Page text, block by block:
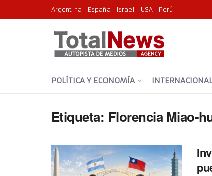
Argentina España Israel USA Perú
POLÍTICA Y ECONOMÍA
Etiqueta: Florencia Miao-